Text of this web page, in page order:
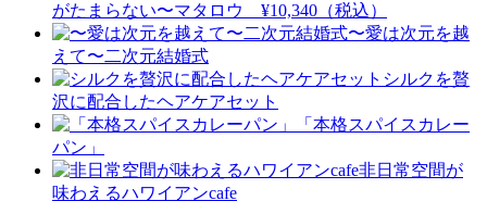
がたまらない〜マタロウ ¥10,340（税込）
〜愛は次元を越
えて〜二次元結婚式
シルクを贅
沢に配合したヘアケアセット
「本格スパイスカレー
パン」
非日常空間が
味わえるハワイアンcafe